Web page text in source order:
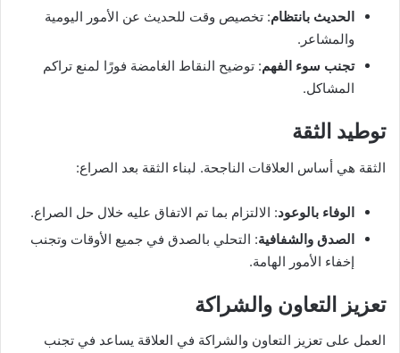
الحديث بانتظام: تخصيص وقت للحديث عن الأمور اليومية
والمشاعر.
تجنب سوء الفهم: توضيح النقاط الغامضة فورًا لمنع تراكم
المشاكل.
توطيد الثقة
الثقة هي أساس العلاقات الناجحة. لبناء الثقة بعد الصراع:
الوفاء بالوعود: الالتزام بما تم الاتفاق عليه خلال حل الصراع.
الصدق والشفافية: التحلي بالصدق في جميع الأوقات وتجنب
إخفاء الأمور الهامة.
تعزيز التعاون والشراكة
العمل على تعزيز التعاون والشراكة في العلاقة يساعد في تجنب